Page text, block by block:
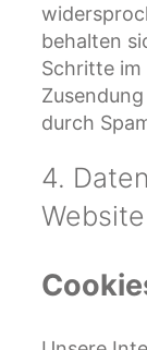
behalten
Schritte im
durch
4.
Website